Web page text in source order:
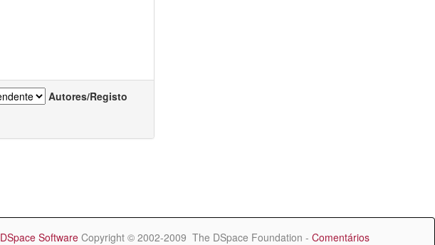
Autores/Registo
DSpace Software Copyright © 2002-2009 The DSpace Foundation - Comentários